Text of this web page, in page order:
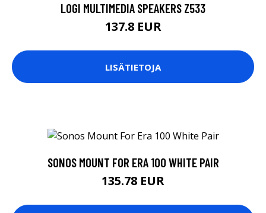
LOGI MULTIMEDIA SPEAKERS Z533
137.8 EUR
LISÄTIETOJA
SONOS MOUNT FOR ERA 100 WHITE PAIR
135.78 EUR